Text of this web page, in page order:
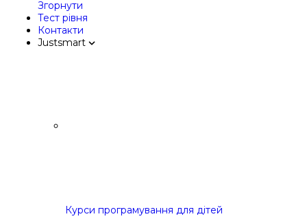
Згорнути
Тест рівня
Контакти
Justsmart
Курси програмування для дітей